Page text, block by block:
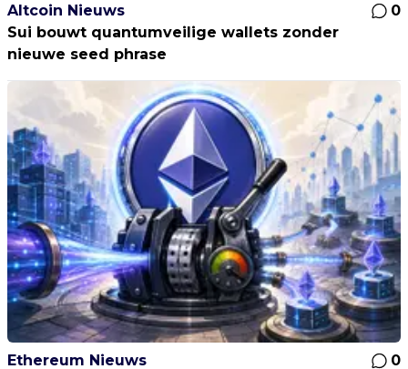
Altcoin Nieuws
0
Sui bouwt quantumveilige wallets zonder
nieuwe seed phrase
Ethereum Nieuws
0